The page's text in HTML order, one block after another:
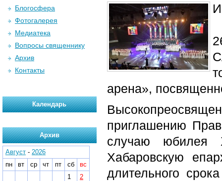
арена»,
приглашению
случаю юбилея
Хабаровскую
длительного
Блогосфера
Фотогалерея
Медиатека
Вопросы священнику
Архив
Контакты
Календарь
Архив
Август - 2026
пн
вт ср чт пт сб
вс
1
2